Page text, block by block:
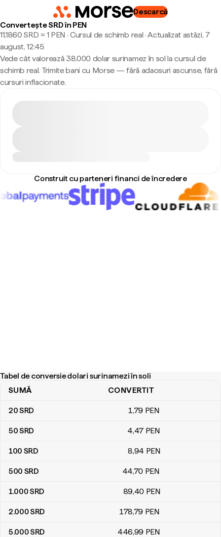
Descarcă
Convertește SRD în PEN
11,1860 SRD ≈ 1 PEN · Cursul de schimb real ·Actualizat astăzi, 7
august, 12:45
Vede cât valorează 38.000 dolar surinamez în sol la cursul de
schimb real. Trimite bani cu Morse — fără adaosuri ascunse, fără
cursuri inflacionate.
Construit cu parteneri financi de încredere
Tabel de conversie dolari surinamezi în soli
Tabel de conversie dolari surinamezi în soli
SUMĂ CONVERTIT
20SRD 1,79 PEN
50SRD 4,47 PEN
100 SRD 8,94 PEN
500 SRD 44,70 PEN
1.000SRD 89,40 PEN
2.000SRD 178,79 PEN
5.000SRD 446,99 PEN